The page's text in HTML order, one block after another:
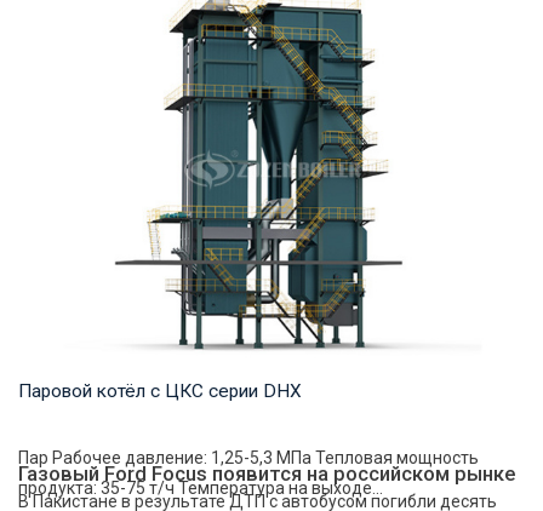
Паровой котёл с ЦКС серии DHX
Пар Рабочее давление: 1,25-5,3 МПа Тепловая мощность
продукта: 35-75 т/ч Температура на выходе...
Газовый Ford Focus появится на российском рынке
В Пакистане в результате ДТП с автобусом погибли десять